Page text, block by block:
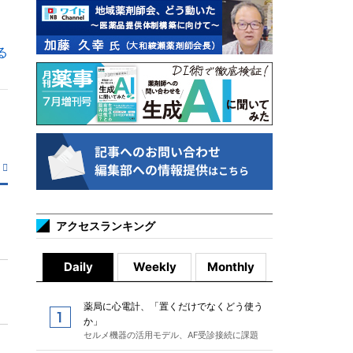
アクセスランキング
Daily Weekly Monthly
薬局に心電計、「置くだけでなくどう使う
か」
セルメ機器の活用モデル、AF受診接続に課題